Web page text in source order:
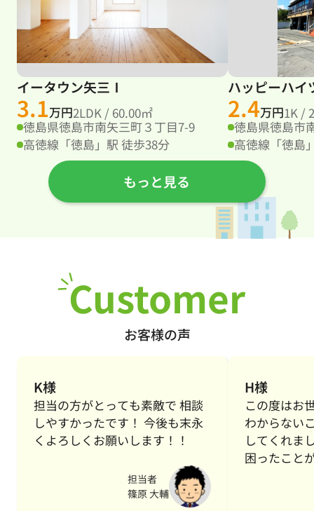
イータウン矢三Ⅰ
3.1万円2LDK / 60.00㎡
徳島県徳島市南矢三町３丁目7-9
高徳線「徳島」駅 徒歩38分
ハッピーハイ
2.4万円1K /
徳島県徳島市
高徳線「徳島
もっと見る
Customer
お客様の声
K様
担当の方がとっても素敵で 相談
しやすかったです！ 今後も末永
くよろしくお願いします！！
担当者
篠原 大輔
H様
この度はお
わからない
してくれま
困ったこと